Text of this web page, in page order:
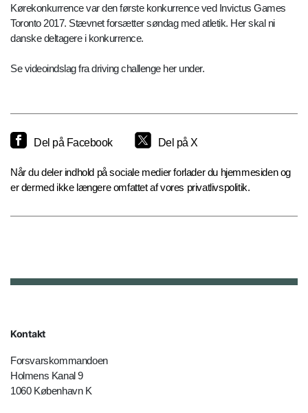
Kørekonkurrence var den første konkurrence ved Invictus Games
Toronto 2017. Stævnet forsætter søndag med atletik. Her skal ni
danske deltagere i konkurrence.
Se videoindslag fra driving challenge her under.
Del på Facebook Del på X
Når du deler indhold på sociale medier forlader du hjemmesiden og
er dermed ikke længere omfattet af vores privatlivspolitik.
Kontakt
Forsvarskommandoen
Holmens Kanal 9
1060 København K